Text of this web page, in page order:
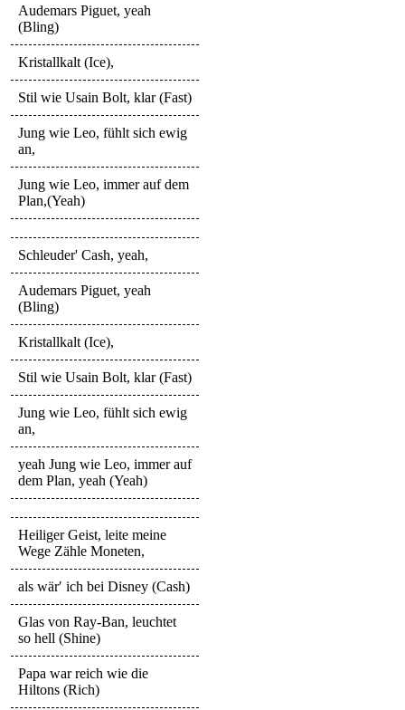
Audemars Piguet, yeah
(Bling)
Kristallkalt (Ice),
Stil wie Usain Bolt, klar (Fast)
Jung wie Leo, fühlt sich ewig
an,
Jung wie Leo, immer auf dem
Plan,(Yeah)
Schleuder' Cash, yeah,
Audemars Piguet, yeah
(Bling)
Kristallkalt (Ice),
Stil wie Usain Bolt, klar (Fast)
Jung wie Leo, fühlt sich ewig
an,
yeah Jung wie Leo, immer auf
dem Plan, yeah (Yeah)
Heiliger Geist, leite meine
Wege Zähle Moneten,
als wär′ ich bei Disney (Cash)
Glas von Ray-Ban, leuchtet
so hell (Shine)
Papa war reich wie die
Hiltons (Rich)